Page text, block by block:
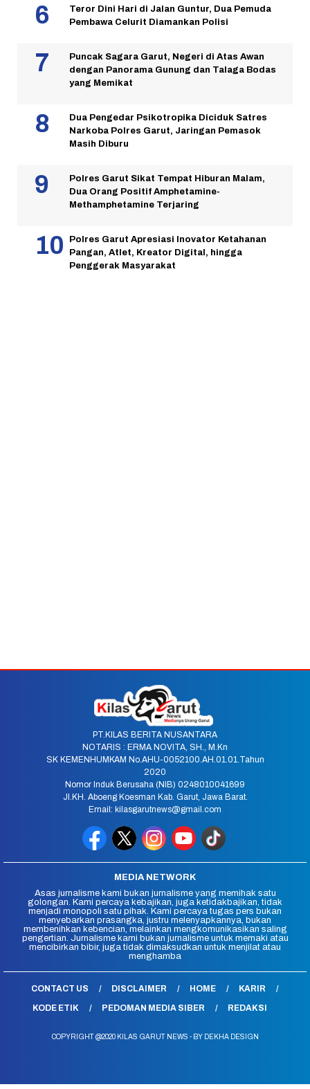
Teror Dini Hari di Jalan Guntur, Dua Pemuda
Pembawa Celurit Diamankan Polisi
Puncak Sagara Garut, Negeri di Atas Awan
dengan Panorama Gunung dan Talaga Bodas
yang Memikat
Dua Pengedar Psikotropika Diciduk Satres
Narkoba Polres Garut, Jaringan Pemasok
Masih Diburu
Polres Garut Sikat Tempat Hiburan Malam,
Dua Orang Positif Amphetamine-
Methamphetamine Terjaring
Polres Garut Apresiasi Inovator Ketahanan
Pangan, Atlet, Kreator Digital, hingga
Penggerak Masyarakat
PT.KILAS BERITA NUSANTARA
NOTARIS : ERMA NOVITA, SH., M.Kn
SK KEMENHUMKAM No.AHU-0052100.AH.01.01.Tahun
2020
Nomor Induk Berusaha (NIB) 0248010041699
Jl.KH. Aboeng Koesman Kab. Garut, Jawa Barat.
Email: kilasgarutnews@gmail.com
MEDIA NETWORK
Asas jurnalisme kami bukan jurnalisme yang memihak satu
golongan. Kami percaya kebajikan, juga ketidakbajikan, tidak
menjadi monopoli satu pihak. Kami percaya tugas pers bukan
menyebarkan prasangka, justru melenyapkannya, bukan
membenihkan kebencian, melainkan mengkomunikasikan saling
pengertian. Jurnalisme kami bukan jurnalisme untuk memaki atau
mencibirkan bibir, juga tidak dimaksudkan untuk menjilat atau
menghamba
CONTACT US DISCLAIMER HOME
KARIR
KODE ETIK
PEDOMAN MEDIA SIBER REDAKSI
COPYRIGHT @2020 KILAS GARUT NEWS - BY DEKHA DESIGN